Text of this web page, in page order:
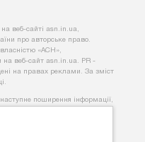
веб-сайті asn.in.ua,
про авторське право.
власністю «АСН»,
на веб-сайт asn.іn.ua. PR -
на правах реклами. За зміст
поширення iнформацiї,